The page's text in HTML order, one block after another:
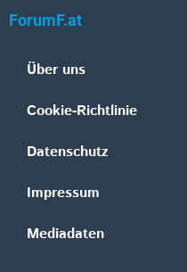
ForumF.at
Über uns
Cookie-Richtlinie
Datenschutz
Impressum
Mediadaten